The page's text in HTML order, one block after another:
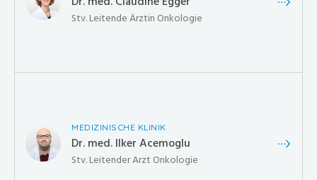
Stv. Leitende Ärztin Onkologie
MEDIZINISCHE KLINIK
Dr. med. Ilker Acemoglu
Stv. Leitender Arzt Onkologie